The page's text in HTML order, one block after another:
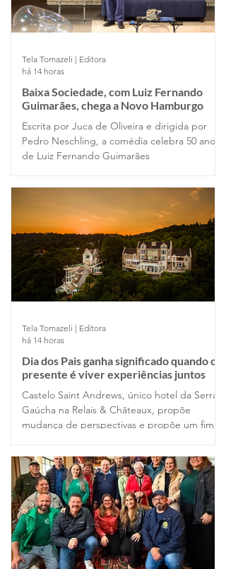
Baixa Sociedade, com Luiz Fernando
Guimarães, chega a Novo Hamburgo
Escrita por Juca de Oliveira e dirigida por
Pedro Neschling, a comédia celebra 50 anos
de Luiz Fernando Guimarães
Tela Tomazeli | Editora
há 14 horas
Dia dos Pais ganha significado quando o
presente é viver experiências juntos
Castelo Saint Andrews, único hotel da Serra
Gaúcha na Relais & Châteaux, propõe
mudança de perspectivas e propõe um fim
qualidade . em Gramado, com festival
harmonizado exclusivo na noite de 8 de
agosto
Tela Tomazeli | Editora
há 14 horas